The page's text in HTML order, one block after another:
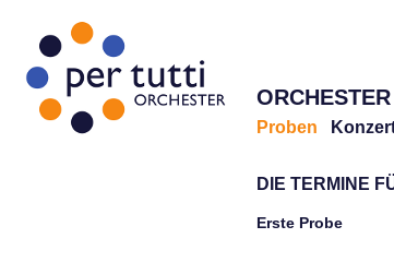
ORCHESTER
Proben
DIE TERMINE
Erste Probe